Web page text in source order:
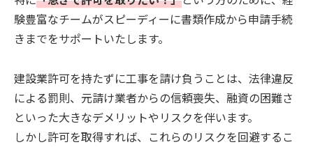
験豊富なチームがスピーディーに書類作成から申請手続
きまでをサポートいたします。
建設業許可を持たずに工事を請け負うことは、法律違反
による罰則、元請け業者からの信頼喪失、融資の困難さ
といった大きなデメリットやリスクを伴います。
しかし許可を取得すれば、これらのリスクを回避するこ